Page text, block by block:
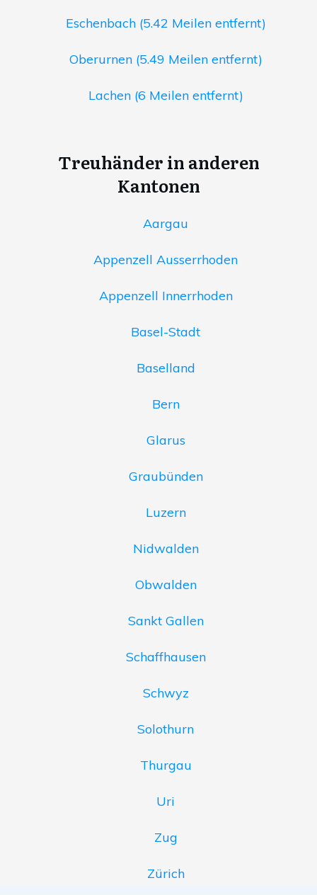
Eschenbach (5.42 Meilen entfernt)
Oberurnen (5.49 Meilen entfernt)
Lachen (6 Meilen entfernt)
Treuhänder in anderen
Kantonen
Aargau
Appenzell Ausserrhoden
Appenzell Innerrhoden
Basel-Stadt
Baselland
Bern
Glarus
Graubünden
Luzern
Nidwalden
Obwalden
Sankt Gallen
Schaffhausen
Schwyz
Solothurn
Thurgau
Uri
Zug
Zürich